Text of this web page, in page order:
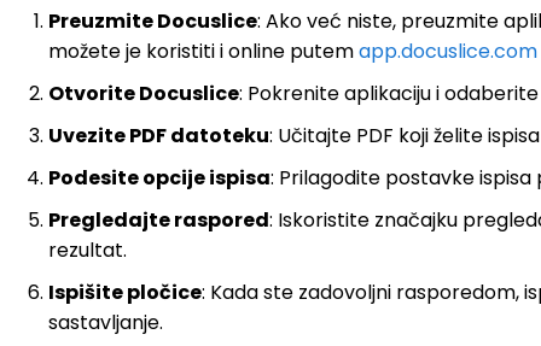
Preuzmite Docuslice: Ako već niste, preuzmite
možete je koristiti i online putemapp.docuslice.com
Otvorite Docuslice: Pokrenite aplikaciju i
Uvezite PDF datoteku: Učitajte PDF koji želite
Podesite opcije ispisa: Prilagodite postavke
Pregledajte raspored: Iskoristite značajku
rezultat.
Ispišite pločice: Kada ste zadovoljni rasporedom,
sastavljanje.